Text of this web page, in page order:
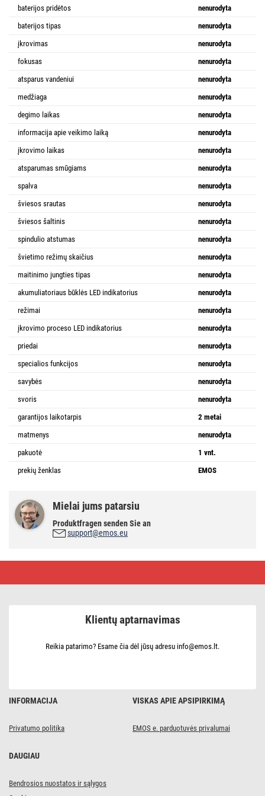
baterijos pridėtos
nenurodyta
baterijos tipas
nenurodyta
įkrovimas
nenurodyta
fokusas
nenurodyta
atsparus vandeniui
nenurodyta
medžiaga
nenurodyta
degimo laikas
nenurodyta
informacija apie veikimo laiką
nenurodyta
įkrovimo laikas
nenurodyta
atsparumas smūgiams
nenurodyta
spalva
nenurodyta
šviesos srautas
nenurodyta
šviesos šaltinis
nenurodyta
spindulio atstumas
nenurodyta
švietimo režimų skaičius
nenurodyta
maitinimo jungties tipas
nenurodyta
akumuliatoriaus būklės LED indikatorius
nenurodyta
režimai
nenurodyta
įkrovimo proceso LED indikatorius
nenurodyta
priedai
nenurodyta
specialios funkcijos
nenurodyta
savybės
nenurodyta
svoris
nenurodyta
garantijos laikotarpis
2 metai
matmenys
nenurodyta
pakuotė
1 vnt.
prekių ženklas
EMOS
Mielai jums patarsiu
Produktfragen senden Sie an
support@emos.eu
P2308,
INFORMACIJA
Privatumo politika
VISKAS APIE APSIPIRKIMĄ
EMOS e. parduotuvės privalumai
DAUGIAU
Bendrosios nuostatos ir sąlygos
Klientų aptarnavimas
Reikia patarimo? Esame čia dėl jūsų adresu info@emos.lt.